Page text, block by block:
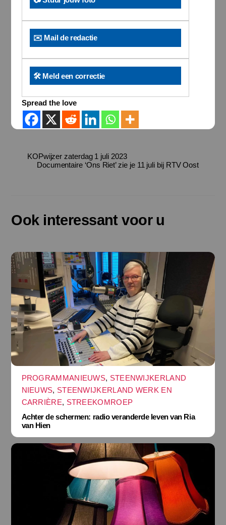
✉️ Mail de redactie
🛠️ Meld een correctie
Spread the love
KOPwijzer zaterdag 1 juli 2023
Documentaire ‘Ons Riet’ zie je 11 juli bij RTV Oost
Ook interessant voor u
PROGRAMMANIEUWS, STEENWIJKERLAND
NIEUWS, STEENWIJKERLAND WERK EN
CARRIÈRE, STREEKOMROEP
Achter de schermen: radio veranderde leven van Ria
van Hien